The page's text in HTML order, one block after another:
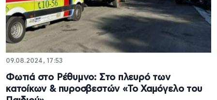
09.08.2024, 17:53
Φωτιά στο Ρέθυμνο: Στο πλευρό των
κατοίκων & πυροσβεστών «Το Χαμόγελο του